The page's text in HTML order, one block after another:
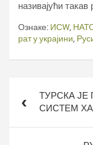
називајући такав
Ознаке: ИСW,
рат у украјини,
чланкаТУРСКА ЈЕ
СИСТЕМ